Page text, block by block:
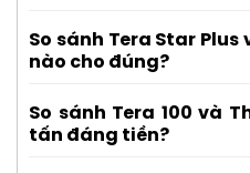
So sánh Tera Star Plus
nào cho đúng?
So sánh Tera 100 và
tấn đáng tiền?